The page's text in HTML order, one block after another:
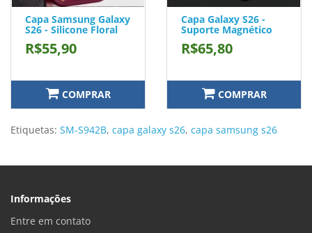
Capa Samsung Galaxy
S26 - Silicone Floral
R$55,90
COMPRAR
Capa Galaxy S26 -
Suporte Magnético
R$65,80
COMPRAR
Etiquetas: SM-S942B, capa galaxy s26, capa samsung s26
Informações
Entre em contato